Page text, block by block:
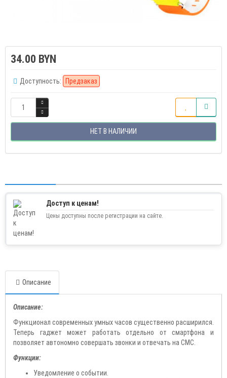
34.00 BYN
Доступность: Предзаказ
НЕТ В НАЛИЧИИ
Доступ к ценам!
Цены доступны после регистрации на сайте.
Описание
Описание:
Функционал современных умных часов существенно расширился.
Теперь гаджет может работать отдельно от смартфона и
позволяет автономно совершать звонки и отвечать на СМС.
Функции:
Уведомление о событии.